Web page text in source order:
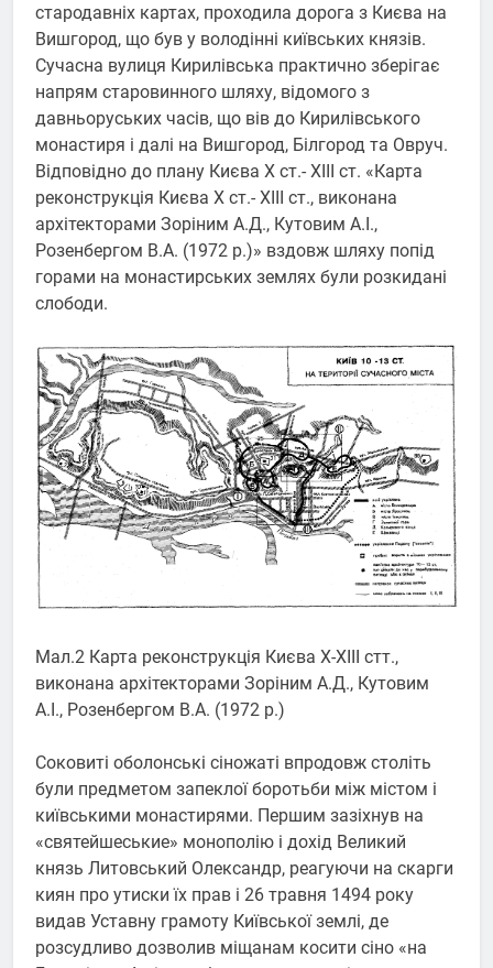
стародавніх картах, проходила дорога з Києва на
Вишгород, що був у володінні київських князів.
Сучасна вулиця Кирилівська практично зберігає
напрям старовинного шляху, відомого з
давньоруських часів, що вів до Кирилівського
монастиря і далі на Вишгород, Білгород та Овруч.
Відповідно до плану Києва Х ст.- ХІІІ ст. «Карта
реконструкція Києва Х ст.- ХІІІ ст., виконана
архітекторами Зоріним А.Д., Кутовим А.І.,
Розенбергом В.А. (1972 р.)» вздовж шляху попід
горами на монастирських землях були розкидані
слободи.
Мал.2 Карта реконструкція Києва Х-ХІІІ стт.,
виконана архітекторами Зоріним А.Д., Кутовим
А.І., Розенбергом В.А. (1972 р.)
Соковиті оболонські сіножаті впродовж століть
були предметом запеклої боротьби між містом і
київськими монастирями. Першим зазіхнув на
«святейшеськие» монополію і дохід Великий
князь Литовський Олександр, реагуючи на скарги
киян про утиски їх прав і 26 травня 1494 року
видав Уставну грамоту Київської землі, де
розсудливо дозволив міщанам косити сіно «на